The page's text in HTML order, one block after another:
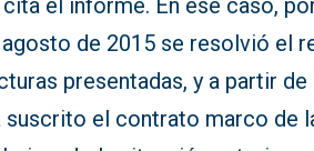
el informe. En ese caso,
de 2015 se resolvió el
presentadas, y a partir de
suscrito el contrato marco de